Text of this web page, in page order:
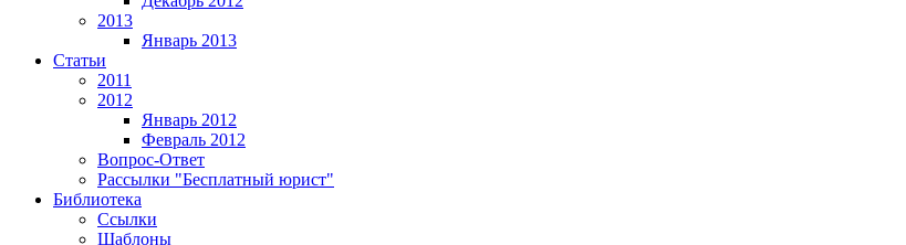
2013
Январь 2013
Статьи
2011
2012
Январь 2012
Февраль 2012
Вопрос-Ответ
Рассылки "Бесплатный юрист"
Библиотека
Ссылки
Шаблоны